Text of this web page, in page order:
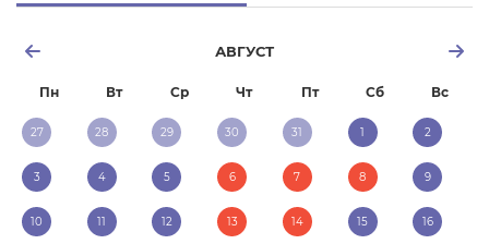
АВГУСТ
Пн Вт Ср Чт Пт Сб Вс
27 28 29 30 31 1 2
3 4 5 6 7 8 9
10 11 12 13 14 15 16